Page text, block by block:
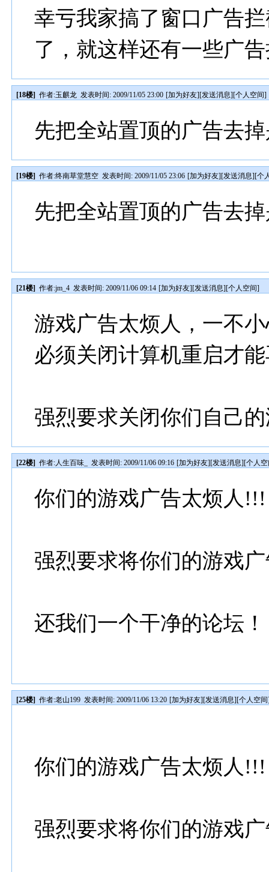
幸亏我家搞了窗口广告
了，就这样还有一些广
[18楼] 作者:玉麒龙 发表时间: 2009/11/05 23:00 [加为好友][发送消息][个人空间]
先把全站置顶的广告去
[19楼] 作者:终南草堂慧空 发表时间: 2009/11/05 23:06 [加为好友][发送消息][个
先把全站置顶的广告去
[21楼] 作者:jm_4 发表时间: 2009/11/06 09:14 [加为好友][发送消息][个人空间]
游戏广告太烦人，一不
必须关闭计算机重启才
强烈要求关闭你们自己
[22楼] 作者:人生百味_ 发表时间: 2009/11/06 09:16 [加为好友][发送消息][个人
你们的游戏广告太烦人!!!
强烈要求将你们的游戏
还我们一个干净的论坛
[25楼] 作者:老山199 发表时间: 2009/11/06 13:20 [加为好友][发送消息][个人空间
你们的游戏广告太烦人!!!
强烈要求将你们的游戏